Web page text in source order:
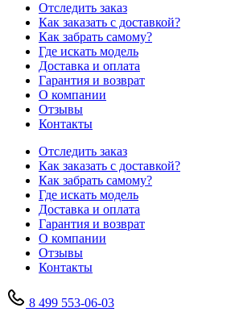
Отследить заказ
Как заказать с доставкой?
Как забрать самому?
Где искать модель
Доставка и оплата
Гарантия и возврат
О компании
Отзывы
Контакты
Отследить заказ
Как заказать с доставкой?
Как забрать самому?
Где искать модель
Доставка и оплата
Гарантия и возврат
О компании
Отзывы
Контакты
8 499 553-06-03